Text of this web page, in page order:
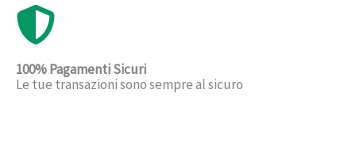
100% Pagamenti Sicuri
Le tue transazioni sono sempre al sicuro